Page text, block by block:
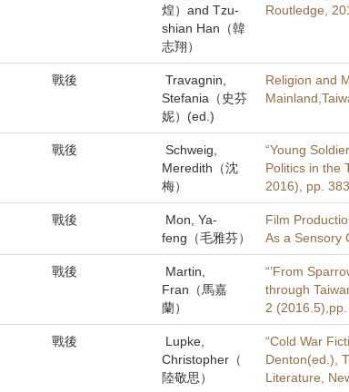
煌）and Tzu-
shian Han（韓
志翔）
Routledge,
戰後
Travagnin,
Stefania（史芬
妮）(ed.)
Religion and
戰後
Schweig,
Meredith（沈
梅）
“Young
Politics in the
2016), pp.
戰後
Mon, Ya-
feng（毛雅芬）
Film
As a Sensory
戰後
Martin,
Fran（馬嘉
蘭）
“’From
through
2 (2016.5),pp.
戰後
Lupke,
Christopher（
陸敬思）
“Cold War
Denton(ed.),
Literature,